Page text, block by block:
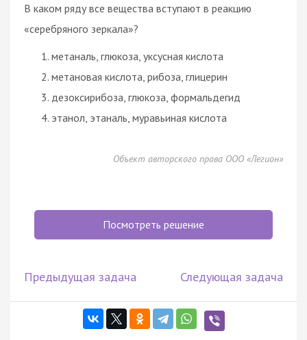
В каком ряду все вещества вступают в реакцию
«серебряного зеркала»?
метаналь, глюкоза, уксусная кислота
метановая кислота, рибоза, глицерин
дезоксирибоза, глюкоза, формальдегид
этанол, этаналь, муравьиная кислота
Объект авторского права ООО «Легион»
Посмотреть решение
Предыдущая задача Следующая задача